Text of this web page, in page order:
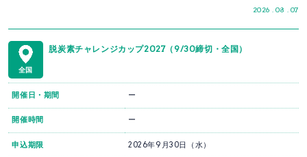
2026 . 08 . 07
全国
脱炭素チャレンジカップ2027（9/30締切・全国）
開催日・期間 ー
開催時間 ー
申込期限 2026年9月30日（水）